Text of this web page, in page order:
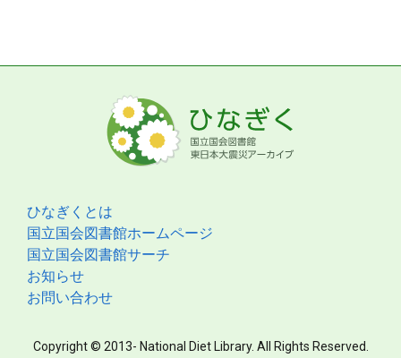
ひなぎくとは
国立国会図書館ホームページ
国立国会図書館サーチ
お知らせ
お問い合わせ
Copyright © 2013- National Diet Library. All Rights Reserved.